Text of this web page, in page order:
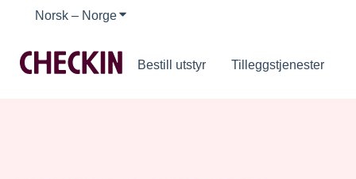
Norsk – NorgeVis undermeny for oversettelser
Bestill utstyr Tilleggstjenester